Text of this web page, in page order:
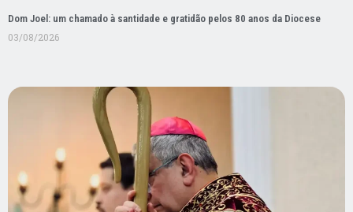
Dom Joel: um chamado à santidade e gratidão pelos 80 anos da Diocese
03/08/2026